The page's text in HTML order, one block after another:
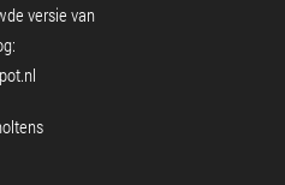
versie van